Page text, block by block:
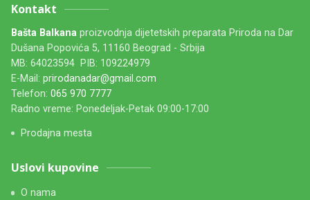
Kontakt
Bašta Balkana proizvodnja dijetetskih preparata Priroda na Dar
Dušana Popovića 5, 11160 Beograd - Srbija
MB: 64023594 PIB: 109224979
E-Mail: prirodanadar@gmail.com
Telefon: 065 970 7777
Radno vreme: Ponedeljak-Petak 09:00-17:00
Prodajna mesta
Uslovi kupovine
O nama